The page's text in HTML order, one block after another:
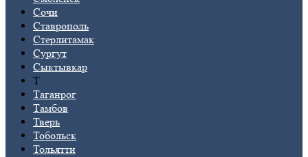
Сочи
Ставрополь
Стерлитамак
Сургут
Сыктывкар
Т
Таганрог
Тамбов
Тверь
Тобольск
Тольятти